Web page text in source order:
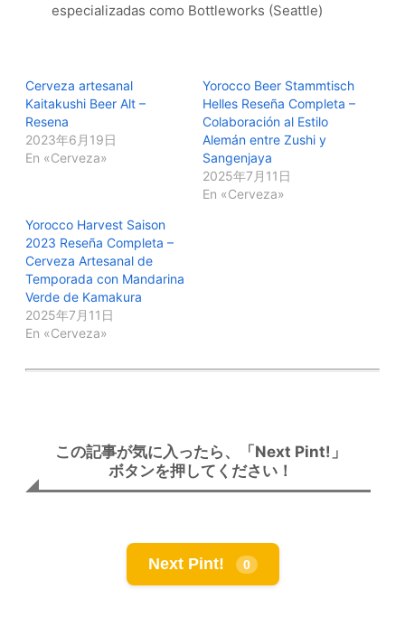
especializadas como Bottleworks (Seattle)
Cerveza artesanal
Kaitakushi Beer Alt –
Resena
2023年6月19日
En «Cerveza»
Yorocco Beer Stammtisch
Helles Reseña Completa –
Colaboración al Estilo
Alemán entre Zushi y
Sangenjaya
2025年7月11日
En «Cerveza»
Yorocco Harvest Saison
2023 Reseña Completa –
Cerveza Artesanal de
Temporada con Mandarina
Verde de Kamakura
2025年7月11日
En «Cerveza»
この記事が気に入ったら、「Next Pint!」
ボタンを押してください！
Next Pint! 0